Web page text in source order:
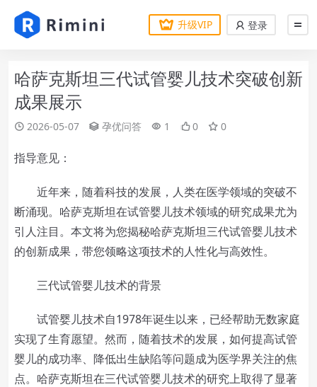
升级VIP 登录
哈萨克斯坦三代试管婴儿技术突破创新
成果展示
2026-05-07 孕优问答 1 0 0
指导意见：
近年来，随着科技的发展，人类在医学领域的突破不
断涌现。哈萨克斯坦在试管婴儿技术领域的研究成果尤为
引人注目。本文将为您揭秘哈萨克斯坦三代试管婴儿技术
的创新成果，带您领略这项技术的人性化与高效性。
三代试管婴儿技术的背景
试管婴儿技术自1978年诞生以来，已经帮助无数家庭
实现了生育愿望。然而，随着技术的发展，如何提高试管
婴儿的成功率、降低出生缺陷等问题成为医学界关注的焦
点。哈萨克斯坦在三代试管婴儿技术的研究上取得了显著